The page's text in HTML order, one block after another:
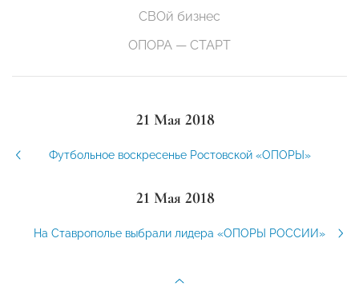
СВОй бизнес
ОПОРА — СТАРТ
21 Мая 2018
Футбольное воскресенье Ростовской «ОПОРЫ»
21 Мая 2018
На Ставрополье выбрали лидера «ОПОРЫ РОССИИ»